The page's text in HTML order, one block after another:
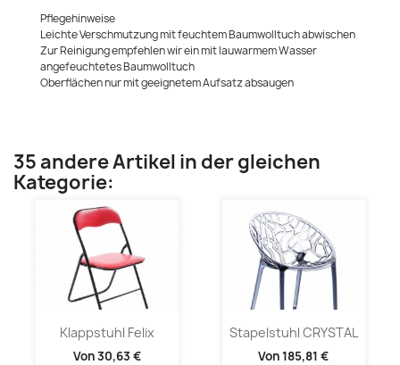
Pflegehinweise
Leichte Verschmutzung mit feuchtem Baumwolltuch abwischen
Zur Reinigung empfehlen wir ein mit lauwarmem Wasser
angefeuchtetes Baumwolltuch
Oberflächen nur mit geeignetem Aufsatz absaugen
35 andere Artikel in der gleichen
Kategorie:
Klappstuhl Felix
Von30,63 €
Stapelstuhl CRYSTAL
Von185,81 €